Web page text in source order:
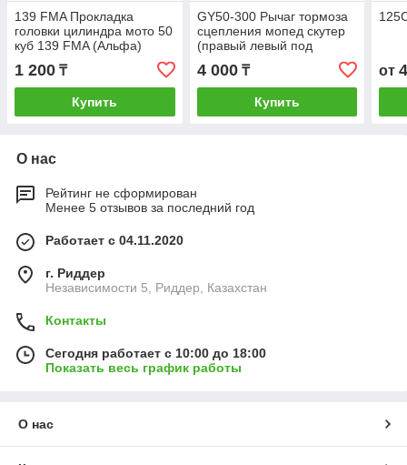
139 FMA Прокладка
головки цилиндра мото 50
куб 139 FMA (Альфа)
1 200 ₸
Купить
GY50-300 Рычаг тормоза
сцепления мопед скутер
(правый левый под
4 000₸
Купить
от
О нас
Рейтинг не сформирован
Менее 5 отзывов за последний год
Работает с 04.11.2020
г. Риддер
Независимости 5, Риддер, Казахстан
Контакты
Сегодня работает с 10:00 до 18:00
Показать весь график работы
О нас